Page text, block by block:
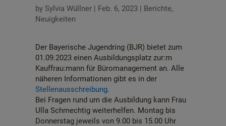
by Sylvia Wüllner | Feb. 6, 2023 | Berichte,
Neuigkeiten
Der Bayerische Jugendring (BJR) bietet zum
01.09.2023 einen Ausbildungsplatz zur:m
Kauffrau:mann für Büromanagement an. Alle
näheren Informationen gibt es in der
Stellenausschreibung.
Bei Fragen rund um die Ausbildung kann Frau
Ulla Schmechtig weiterhelfen. Montag bis
Donnerstag jeweils von 9.00 bis 15.00 Uhr